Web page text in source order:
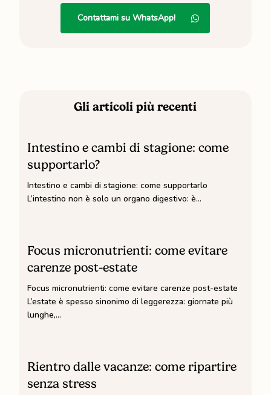
Contattami su WhatsApp!
Gli articoli più recenti
e
cambi
stagione:
Intestino e cambi di stagione: come
supportarlo?
Intestino e cambi di stagione: come supportarlo
L’intestino non è solo un organo digestivo: è…
micronutrienti:
come
carenze
post-
Focus micronutrienti: come evitare
carenze post-estate
Focus micronutrienti: come evitare carenze post-estate
L’estate è spesso sinonimo di leggerezza: giornate più
lunghe,…
dalle
vacanze:
Rientro dalle vacanze: come ripartire
senza stress